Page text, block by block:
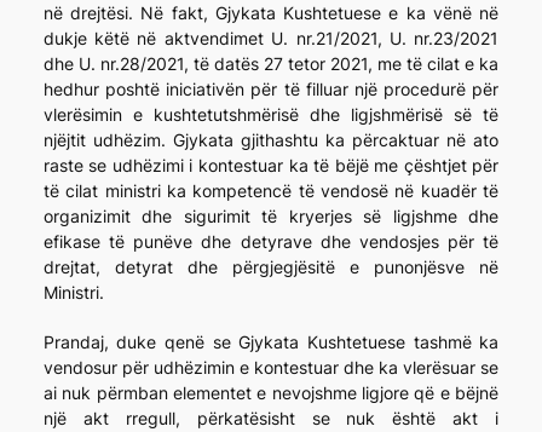
në drejtësi. Në fakt, Gjykata Kushtetuese e ka vënë në
dukje këtë në aktvendimet U. nr.21/2021, U. nr.23/2021
dhe U. nr.28/2021, të datës 27 tetor 2021, me të cilat e ka
hedhur poshtë iniciativën për të filluar një procedurë për
vlerësimin e kushtetutshmërisë dhe ligjshmërisë së të
njëjtit udhëzim. Gjykata gjithashtu ka përcaktuar në ato
raste se udhëzimi i kontestuar ka të bëjë me çështjet për
të cilat ministri ka kompetencë të vendosë në kuadër të
organizimit dhe sigurimit të kryerjes së ligjshme dhe
efikase të punëve dhe detyrave dhe vendosjes për të
drejtat, detyrat dhe përgjegjësitë e punonjësve në
Ministri.
Prandaj, duke qenë se Gjykata Kushtetuese tashmë ka
vendosur për udhëzimin e kontestuar dhe ka vlerësuar se
ai nuk përmban elementet e nevojshme ligjore që e bëjnë
një akt rregull, përkatësisht se nuk është akt i